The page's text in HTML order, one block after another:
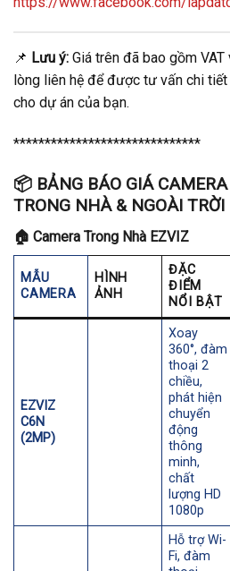
📌 Lưu ý: Giá trên đã bao gồm
lòng liên hệ để được tư vấn chi
cho dự án của bạn.
******************************
📦 BẢNG BÁO GIÁ
TRONG NHÀ & NGOÀI TRỜI
🏠 Camera Trong Nhà EZVIZ
MẪU
CAMERA
HÌNH
ẢNH
ĐẶC
ĐIỂM
NỔI BẬT
EZVIZ
C6N
(2MP)
Xoay
360°, đàm
thoại 2
chiều,
phát hiện
chuyển
động
thông
minh,
chất
lượng HD
1080p
Hỗ trợ Wi-
Fi, đàm